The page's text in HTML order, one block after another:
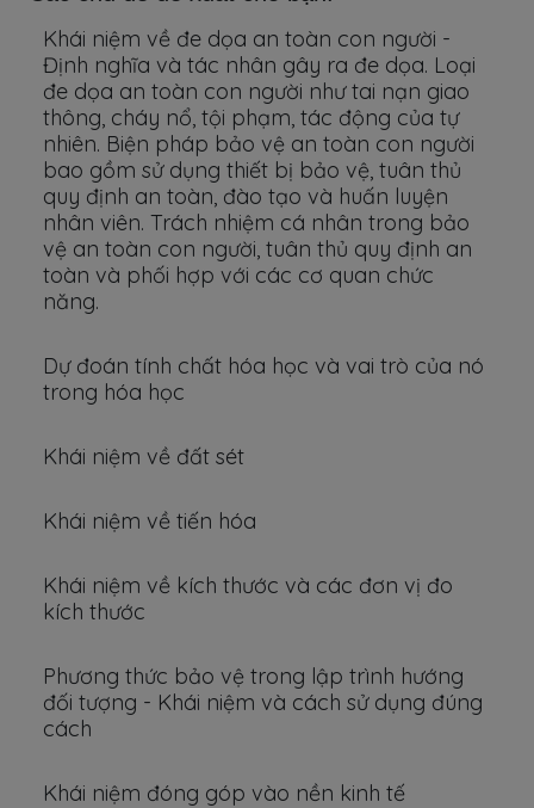
Khái niệm về đe dọa an toàn con người -
Định nghĩa và tác nhân gây ra đe dọa. Loại
đe dọa an toàn con người như tai nạn giao
thông, cháy nổ, tội phạm, tác động của tự
nhiên. Biện pháp bảo vệ an toàn con người
bao gồm sử dụng thiết bị bảo vệ, tuân thủ
quy định an toàn, đào tạo và huấn luyện
nhân viên. Trách nhiệm cá nhân trong bảo
vệ an toàn con người, tuân thủ quy định an
toàn và phối hợp với các cơ quan chức
năng.
Dự đoán tính chất hóa học và vai trò của nó
trong hóa học
Khái niệm về đất sét
Khái niệm về tiến hóa
Khái niệm về kích thước và các đơn vị đo
kích thước
Phương thức bảo vệ trong lập trình hướng
đối tượng - Khái niệm và cách sử dụng đúng
cách
Khái niệm đóng góp vào nền kinh tế